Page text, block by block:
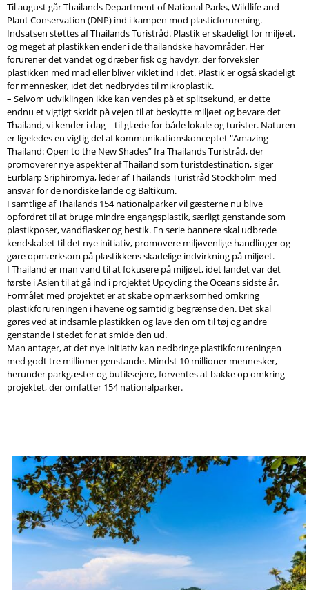
Til august går Thailands Department of National Parks, Wildlife and
Plant Conservation (DNP) ind i kampen mod plasticforurening.
Indsatsen støttes af Thailands Turistråd. Plastik er skadeligt for miljøet,
og meget af plastikken ender i de thailandske havområder. Her
forurener det vandet og dræber fisk og havdyr, der forveksler
plastikken med mad eller bliver viklet ind i det. Plastik er også skadeligt
for mennesker, idet det nedbrydes til mikroplastik.
– Selvom udviklingen ikke kan vendes på et splitsekund, er dette
endnu et vigtigt skridt på vejen til at beskytte miljøet og bevare det
Thailand, vi kender i dag – til glæde for både lokale og turister. Naturen
er ligeledes en vigtig del af kommunikationskonceptet "Amazing
Thailand: Open to the New Shades” fra Thailands Turistråd, der
promoverer nye aspekter af Thailand som turistdestination, siger
Eurblarp Sriphiromya, leder af Thailands Turistråd Stockholm med
ansvar for de nordiske lande og Baltikum.
I samtlige af Thailands 154 nationalparker vil gæsterne nu blive
opfordret til at bruge mindre engangsplastik, særligt genstande som
plastikposer, vandflasker og bestik. En serie bannere skal udbrede
kendskabet til det nye initiativ, promovere miljøvenlige handlinger og
gøre opmærksom på plastikkens skadelige indvirkning på miljøet.
I Thailand er man vand til at fokusere på miljøet, idet landet var det
første i Asien til at gå ind i projektet Upcycling the Oceans sidste år.
Formålet med projektet er at skabe opmærksomhed omkring
plastikforureningen i havene og samtidig begrænse den. Det skal
gøres ved at indsamle plastikken og lave den om til tøj og andre
genstande i stedet for at smide den ud.
Man antager, at det nye initiativ kan nedbringe plastikforureningen
med godt tre millioner genstande. Mindst 10 millioner mennesker,
herunder parkgæster og butiksejere, forventes at bakke op omkring
projektet, der omfatter 154 nationalparker.